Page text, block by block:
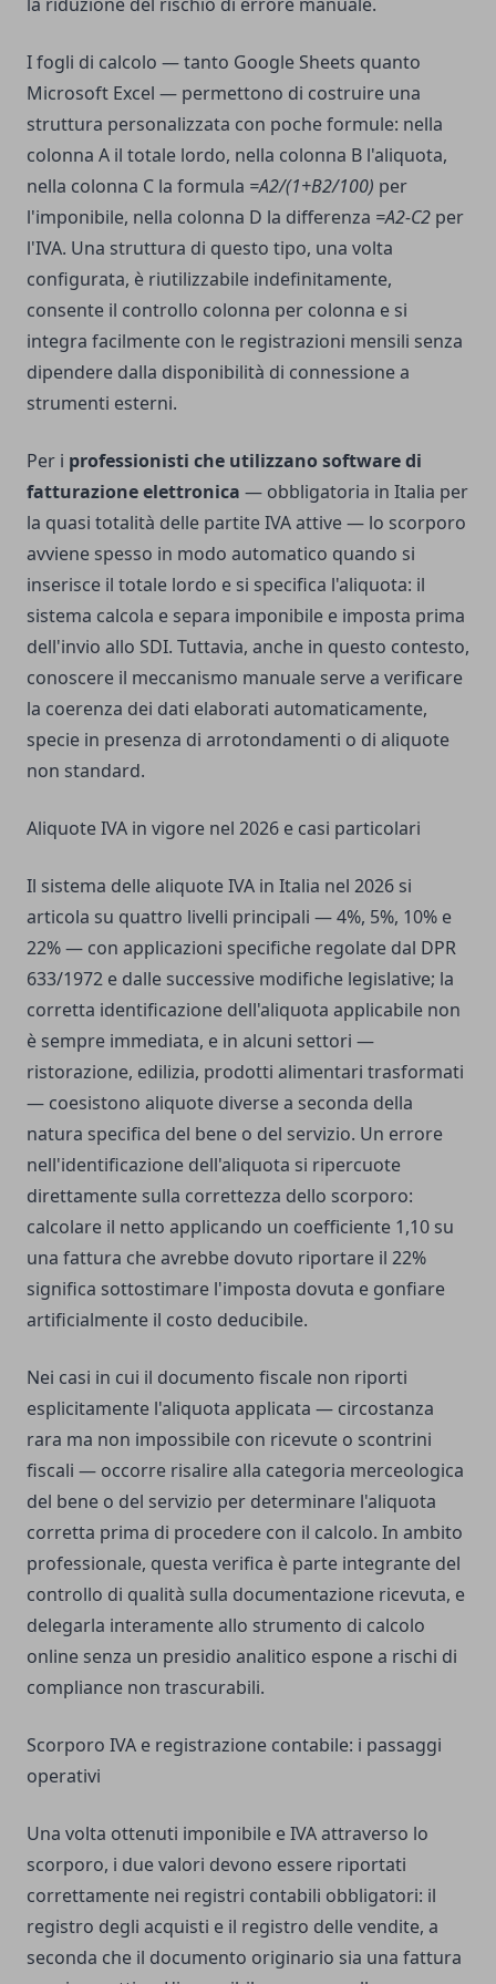
I fogli di calcolo — tanto Google Sheets quanto
Microsoft Excel — permettono di costruire una
struttura personalizzata con poche formule: nella
colonna A il totale lordo, nella colonna B l'aliquota,
nella colonna C la formula =A2/(1+B2/100) per
l'imponibile, nella colonna D la differenza =A2-C2 per
l'IVA. Una struttura di questo tipo, una volta
configurata, è riutilizzabile indefinitamente,
consente il controllo colonna per colonna e si
integra facilmente con le registrazioni mensili senza
dipendere dalla disponibilità di connessione a
strumenti esterni.
Per i professionisti che utilizzano software di
fatturazione elettronica — obbligatoria in Italia per
la quasi totalità delle partite IVA attive — lo scorporo
avviene spesso in modo automatico quando si
inserisce il totale lordo e si specifica l'aliquota: il
sistema calcola e separa imponibile e imposta prima
dell'invio allo SDI. Tuttavia, anche in questo contesto,
conoscere il meccanismo manuale serve a verificare
la coerenza dei dati elaborati automaticamente,
specie in presenza di arrotondamenti o di aliquote
non standard.
Aliquote IVA in vigore nel 2026 e casi particolari
Il sistema delle aliquote IVA in Italia nel 2026 si
articola su quattro livelli principali — 4%, 5%, 10% e
22% — con applicazioni specifiche regolate dal DPR
633/1972 e dalle successive modifiche legislative; la
corretta identificazione dell'aliquota applicabile non
è sempre immediata, e in alcuni settori —
ristorazione, edilizia, prodotti alimentari trasformati
— coesistono aliquote diverse a seconda della
natura specifica del bene o del servizio. Un errore
nell'identificazione dell'aliquota si ripercuote
direttamente sulla correttezza dello scorporo:
calcolare il netto applicando un coefficiente 1,10 su
una fattura che avrebbe dovuto riportare il 22%
significa sottostimare l'imposta dovuta e gonfiare
artificialmente il costo deducibile.
Nei casi in cui il documento fiscale non riporti
esplicitamente l'aliquota applicata — circostanza
rara ma non impossibile con ricevute o scontrini
fiscali — occorre risalire alla categoria merceologica
del bene o del servizio per determinare l'aliquota
corretta prima di procedere con il calcolo. In ambito
professionale, questa verifica è parte integrante del
controllo di qualità sulla documentazione ricevuta, e
delegarla interamente allo strumento di calcolo
online senza un presidio analitico espone a rischi di
compliance non trascurabili.
Scorporo IVA e registrazione contabile: i passaggi
operativi
Una volta ottenuti imponibile e IVA attraverso lo
scorporo, i due valori devono essere riportati
correttamente nei registri contabili obbligatori: il
registro degli acquisti e il registro delle vendite, a
seconda che il documento originario sia una fattura